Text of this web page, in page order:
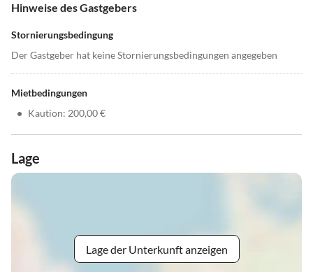
Hinweise des Gastgebers
Stornierungsbedingung
Der Gastgeber hat keine Stornierungsbedingungen angegeben
Mietbedingungen
• Kaution: 200,00 €
Lage
Lage der Unterkunft anzeigen